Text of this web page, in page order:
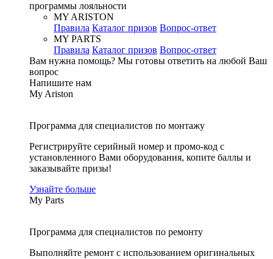
программы лояльности
MY ARISTON
Правила Каталог призов Вопрос-ответ
MY PARTS
Правила Каталог призов Вопрос-ответ
Вам нужна помощь? Мы готовы ответить на любой Ваш
вопрос
Напишите нам
My Ariston
Программа для специалистов по монтажу
Регистрируйте серийный номер и промо-код с
установленного Вами оборудования, копите баллы и
заказывайте призы!
Узнайте больше
My Parts
Программа для специалистов по ремонту
Выполняйте ремонт с использованием оригинальных